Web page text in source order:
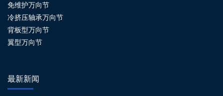
免维护万向节
冷挤压轴承万向节
背板型万向节
翼型万向节
最新新闻